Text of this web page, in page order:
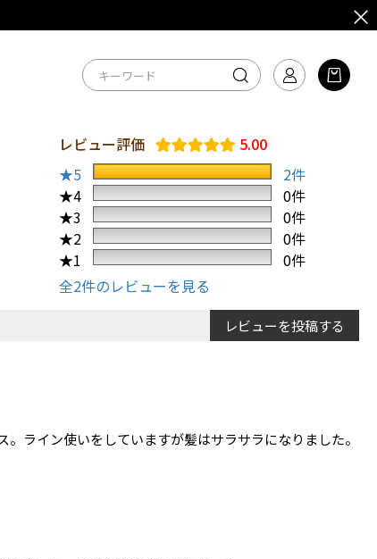
レビュー評価
5.00
★5
2件
★4
0件
★3
0件
★2
0件
★1
0件
全2件のレビューを見る
レビューを投稿する
ライン使いをしていますが髪はサラサラになりました。